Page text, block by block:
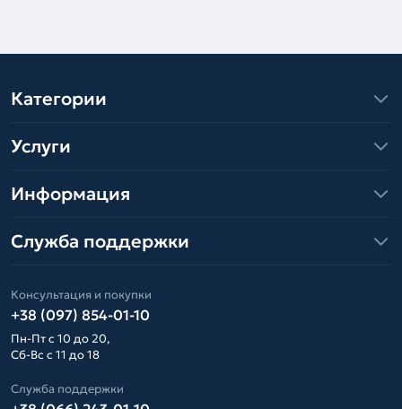
Категории
Услуги
Информация
Служба поддержки
Консультация и покупки
+38 (097) 854-01-10
Пн-Пт с 10 до 20,
Сб-Вс с 11 до 18
Служба поддержки